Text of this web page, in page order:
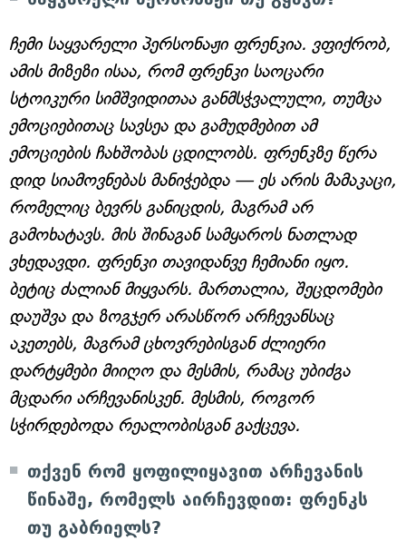
ჩემი საყვარელი პერსონაჟი ფრენკია. ვფიქრობ,
ამის მიზეზი ისაა, რომ ფრენკი საოცარი
სტოიკური სიმშვიდითაა განმსჭვალული, თუმცა
ემოციებითაც სავსეა და გამუდმებით ამ
ემოციების ჩახშობას ცდილობს. ფრენკზე წერა
დიდ სიამოვნებას მანიჭებდა — ეს არის მამაკაცი,
რომელიც ბევრს განიცდის, მაგრამ არ
გამოხატავს. მის შინაგან სამყაროს ნათლად
ვხედავდი. ფრენკი თავიდანვე ჩემიანი იყო.
ბეტიც ძალიან მიყვარს. მართალია, შეცდომები
დაუშვა და ზოგჯერ არასწორ არჩევანსაც
აკეთებს, მაგრამ ცხოვრებისგან ძლიერი
დარტყმები მიიღო და მესმის, რამაც უბიძგა
მცდარი არჩევანისკენ. მესმის, როგორ
სჭირდებოდა რეალობისგან გაქცევა.
თქვენ რომ ყოფილიყავით არჩევანის
წინაშე, რომელს აირჩევდით: ფრენკს
თუ გაბრიელს?